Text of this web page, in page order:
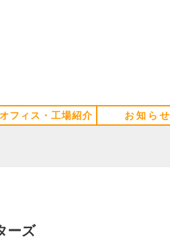
オフィス・工場紹介 お知らせ
ーズ